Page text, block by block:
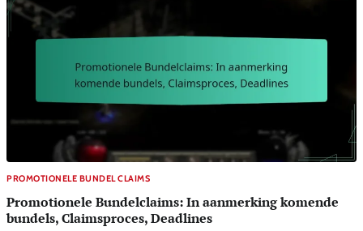
PROMOTIONELE BUNDEL CLAIMS
Promotionele Bundelclaims: In aanmerking komende
bundels, Claimsproces, Deadlines